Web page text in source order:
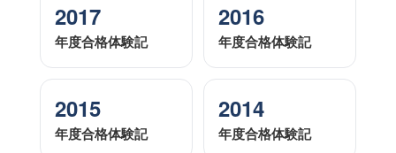
2017
年度合格体験記
2016
年度合格体験記
2015
年度合格体験記
2014
年度合格体験記